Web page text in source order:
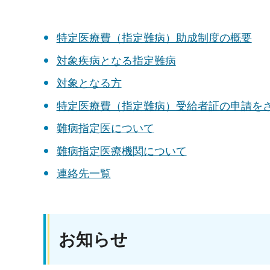
特定医療費（指定難病）助成制度の概要
対象疾病となる指定難病
対象となる方
特定医療費（指定難病）受給者証の申請を
難病指定医について
難病指定医療機関について
連絡先一覧
お知らせ